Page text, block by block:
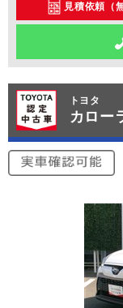
見積依頼（
トヨタ
カロー